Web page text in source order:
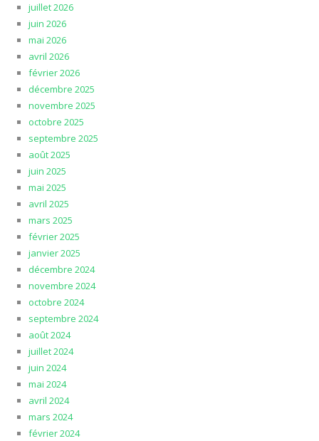
juillet 2026
juin 2026
mai 2026
avril 2026
février 2026
décembre 2025
novembre 2025
octobre 2025
septembre 2025
août 2025
juin 2025
mai 2025
avril 2025
mars 2025
février 2025
janvier 2025
décembre 2024
novembre 2024
octobre 2024
septembre 2024
août 2024
juillet 2024
juin 2024
mai 2024
avril 2024
mars 2024
février 2024